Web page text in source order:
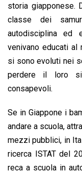
storia giapponese.
classe dei
autodisciplina ed
venivano educati al
si sono evoluti nei
perdere il loro
consapevoli.
Se in Giappone i
andare a scuola,
mezzi pubblici, in
ricerca ISTAT del
reca a scuola in